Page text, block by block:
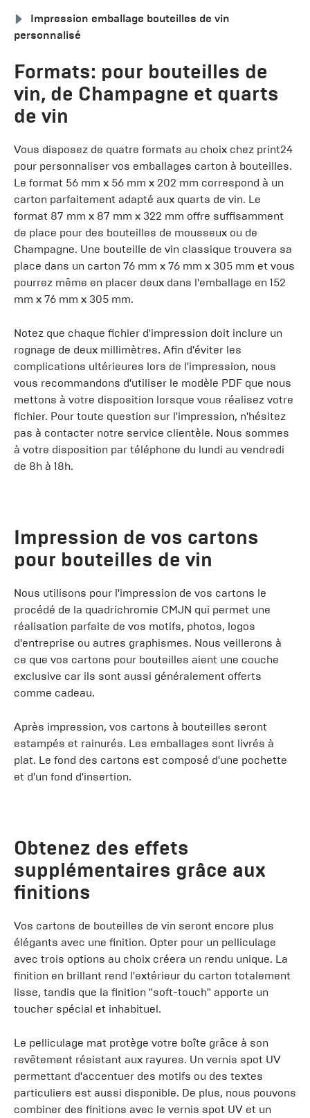
Impression emballage bouteilles de vin
personnalisé
Formats: pour bouteilles de
vin, de Champagne et quarts
de vin
Vous disposez de quatre formats au choix chez print24
pour personnaliser vos emballages carton à bouteilles.
Le format 56 mm x 56 mm x 202 mm correspond à un
carton parfaitement adapté aux quarts de vin. Le
format 87 mm x 87 mm x 322 mm offre suffisamment
de place pour des bouteilles de mousseux ou de
Champagne. Une bouteille de vin classique trouvera sa
place dans un carton 76 mm x 76 mm x 305 mm et vous
pourrez même en placer deux dans l'emballage en 152
mm x 76 mm x 305 mm.
Notez que chaque fichier d'impression doit inclure un
rognage de deux millimètres. Afin d'éviter les
complications ultérieures lors de l'impression, nous
vous recommandons d'utiliser le modèle PDF que nous
mettons à votre disposition lorsque vous réalisez votre
fichier. Pour toute question sur l'impression, n'hésitez
pas à contacter notre service clientèle. Nous sommes
à votre disposition par téléphone du lundi au vendredi
de 8h à 18h.
Impression de vos cartons
pour bouteilles de vin
Nous utilisons pour l'impression de vos cartons le
procédé de la quadrichromie CMJN qui permet une
réalisation parfaite de vos motifs, photos, logos
d'entreprise ou autres graphismes. Nous veillerons à
ce que vos cartons pour bouteilles aient une couche
exclusive car ils sont aussi généralement offerts
comme cadeau.
Après impression, vos cartons à bouteilles seront
estampés et rainurés. Les emballages sont livrés à
plat. Le fond des cartons est composé d'une pochette
et d'un fond d'insertion.
Obtenez des effets
supplémentaires grâce aux
finitions
Vos cartons de bouteilles de vin seront encore plus
élégants avec une finition. Opter pour un pelliculage
avec trois options au choix créera un rendu unique. La
finition en brillant rend l'extérieur du carton totalement
lisse, tandis que la finition "soft-touch" apporte un
toucher spécial et inhabituel.
Le pelliculage mat protège votre boîte grâce à son
revêtement résistant aux rayures. Un vernis spot UV
permettant d'accentuer des motifs ou des textes
particuliers est aussi disponible. De plus, nous pouvons
combiner des finitions avec le vernis spot UV et un